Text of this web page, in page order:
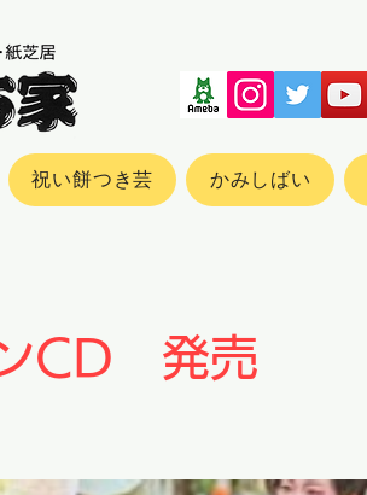
祝い餅つき芸 かみしばい
ンCD 発売